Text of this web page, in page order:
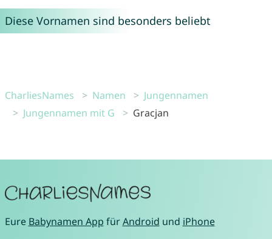
Diese Vornamen sind besonders beliebt
CharliesNames Namen
Jungennamen
Jungennamen mit G
Gracjan
Eure Babynamen App fürAndroid und iPhone